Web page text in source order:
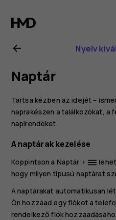
Nokia
2.1 Nyelv
Naptár
Tartsa kézben az idejét –
naprakészen a találkozókat, a
napirendeket.
A naptárak kezelése
Koppintson a Naptár > dehaze
hogy milyen típusú naptárat
A naptárakat automatikusan
Ön hozzáad egy fiókot a
rendelkező fiók